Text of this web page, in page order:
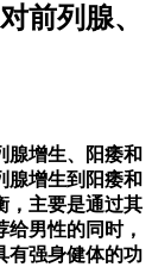
前列腺、
腺增生、阳痿和
腺增生到阳痿和
，主要是通过其
男性的同时，
有强身健体的功